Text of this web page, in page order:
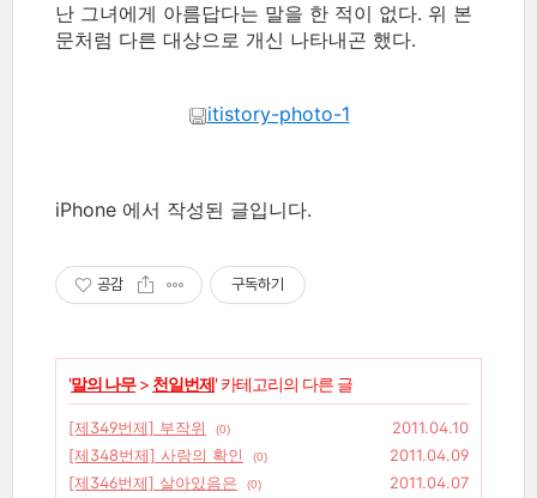
난 그녀에게 아름답다는 말을 한 적이 없다. 위 본
문처럼 다른 대상으로 개신 나타내곤 했다.
itistory-photo-1
iPhone 에서 작성된 글입니다.
공감 구독하기
'말의 나무> 천일번제' 카테고리의 다른 글
[제349번제] 부작위 (0)
2011.04.10
[제348번제] 사랑의 확인
(0)
2011.04.09
[제346번제] 살아있음은
(0)
2011.04.07